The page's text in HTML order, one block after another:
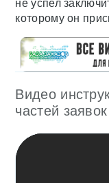
не успел
которому он
Видео
частей заявок